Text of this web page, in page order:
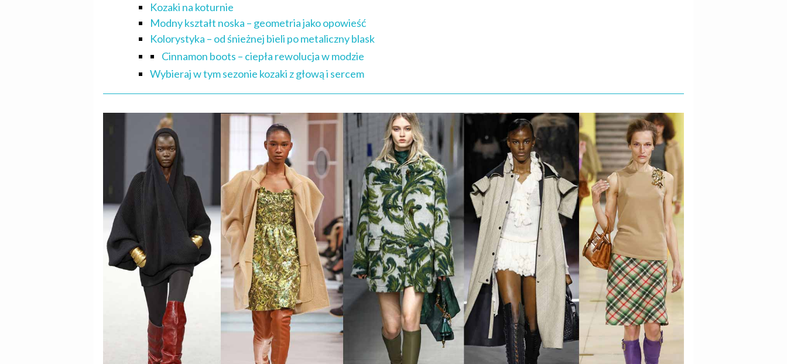
Kozaki na koturnie
Modny kształt noska – geometria jako opowieść
Kolorystyka – od śnieżnej bieli po metaliczny blask
Cinnamon boots – ciepła rewolucja w modzie
Wybieraj w tym sezonie kozaki z głową i sercem